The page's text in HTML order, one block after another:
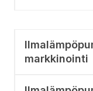
markkinointi